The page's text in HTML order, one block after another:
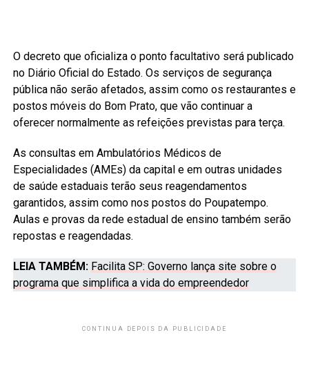
O decreto que oficializa o ponto facultativo será publicado
no Diário Oficial do Estado. Os serviços de segurança
pública não serão afetados, assim como os restaurantes e
postos móveis do Bom Prato, que vão continuar a
oferecer normalmente as refeições previstas para terça.
As consultas em Ambulatórios Médicos de
Especialidades (AMEs) da capital e em outras unidades
de saúde estaduais terão seus reagendamentos
garantidos, assim como nos postos do Poupatempo.
Aulas e provas da rede estadual de ensino também serão
repostas e reagendadas.
LEIA TAMBÉM: Facilita SP: Governo lança site sobre o
programa que simplifica a vida do empreendedor
CONTINUA DEPOIS DA PUBLICIDADE